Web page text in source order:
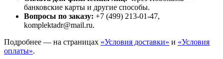
банковские карты и другие способы.
Вопросы по заказу: +7 (499) 213-01-47,
komplektadr@mail.ru.
Подробнее — на страницах «Условия доставки» и «Условия
оплаты».